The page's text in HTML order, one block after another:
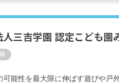
人三吉学園 認定こども園
可能性を最大限に伸ばす遊びや戸